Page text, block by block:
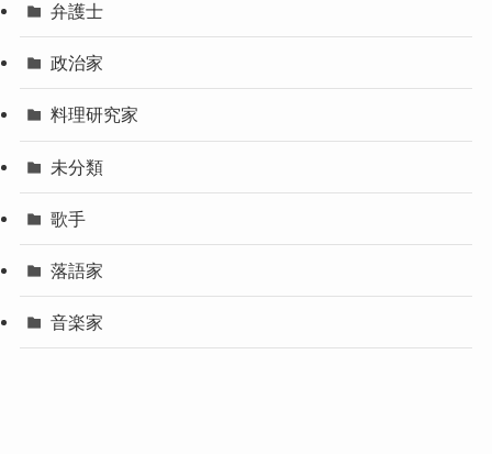
弁護士
政治家
料理研究家
未分類
歌手
落語家
音楽家